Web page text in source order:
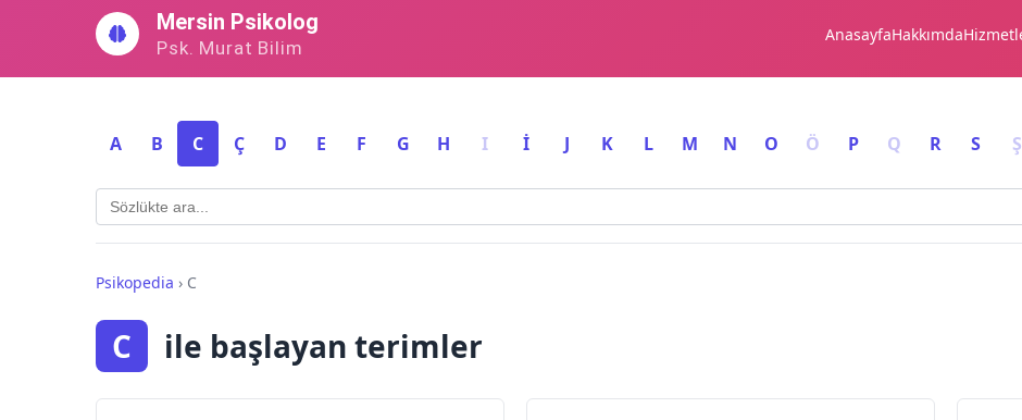
Mersin Psikolog
Psk. Murat Bilim
AnasayfaHakkımda
A B C Ç D E F G H I İ J K L M N O Ö P Q R S Ş
Psikopedia › C
C ile başlayan terimler